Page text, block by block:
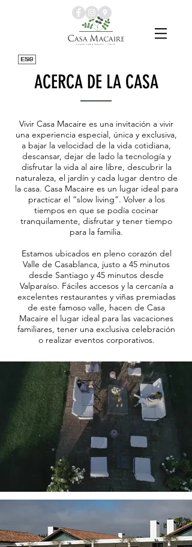
ENG
ESP
ACERCA DE LA CASA
Vivir Casa Macaire es una invitación a vivir
una experiencia especial, única y exclusiva,
a bajar la velocidad de la vida cotidiana,
descansar, dejar de lado la tecnología y
disfrutar la vida al aire libre, descubrir la
naturaleza, el jardín y cada lugar dentro de
la casa. Casa Macaire es un lugar ideal para
practicar el “slow living”. Volver a los
tiempos en que se podía cocinar
tranquilamente, disfrutar y tener tiempo
para la familia.
Estamos ubicados en pleno corazón del
Valle de Casablanca, justo a 45 minutos
desde Santiago y 45 minutos desde
Valparaíso. Fáciles accesos y la cercanía a
excelentes restaurantes y viñas premiadas
de este famoso valle, hacen de Casa
Macaire el lugar ideal para las vacaciones
familiares, tener una exclusiva celebración
o realizar eventos corporativos.